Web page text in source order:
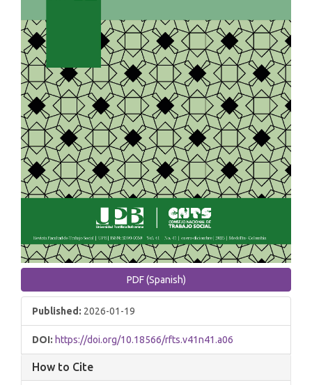
PDF (Spanish)
Published: 2026-01-19
DOI: https://doi.org/10.18566/rfts.v41n41.a06
How to Cite